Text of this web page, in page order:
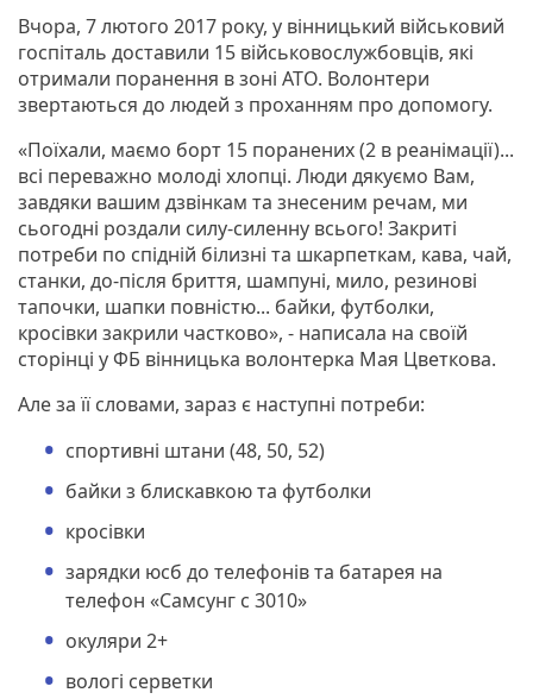
Вчора, 7 лютого 2017 року, у вінницький військовий
госпіталь доставили 15 військовослужбовців, які
отримали поранення в зоні АТО. Волонтери
звертаються до людей з проханням про допомогу.
«Поїхали, маємо борт 15 поранених (2 в реанімації)...
всі переважно молоді хлопці. Люди дякуємо Вам,
завдяки вашим дзвінкам та знесеним речам, ми
сьогодні роздали силу-силенну всього! Закриті
потреби по спідній білизні та шкарпеткам, кава, чай,
станки, до-після бриття, шампуні, мило, резинові
тапочки, шапки повністю... байки, футболки,
кросівки закрили частково», - написала на своїй
сторінці у ФБ вінницька волонтерка Мая Цветкова.
Але за її словами, зараз є наступні потреби:
спортивні штани (48, 50, 52)
байки з блискавкою та футболки
кросівки
зарядки юсб до телефонів та батарея на
телефон «Самсунг с 3010»
окуляри 2+
вологі серветки